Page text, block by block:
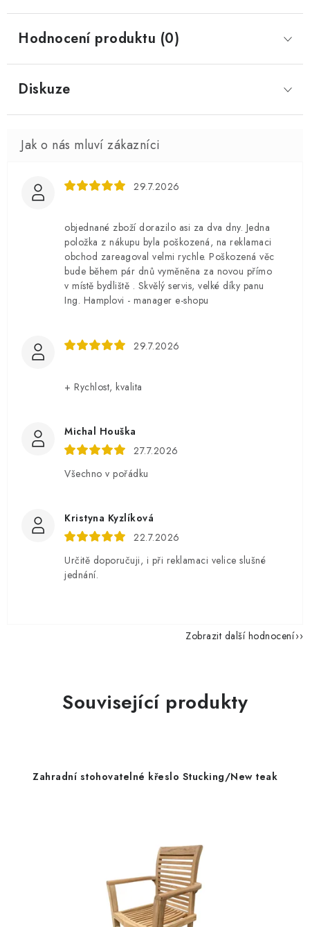
Hodnocení produktu (0)
Diskuze
29.7.2026
objednané zboží dorazilo asi za dva dny. Jedna
položka z nákupu byla poškozená, na reklamaci
obchod zareagoval velmi rychle. Poškozená věc
bude během pár dnů vyměněna za novou přímo
v místě bydliště . Skvělý servis, velké díky panu
Ing. Hamplovi - manager e-shopu
29.7.2026
+ Rychlost, kvalita
Michal Houška
27.7.2026
Všechno v pořádku
Kristyna Kyzlíková
22.7.2026
Určitě doporučuji, i při reklamaci velice slušné
jednání.
Zobrazit další hodnocení
Související produkty
Zahradní stohovatelné křeslo Stucking/New teak